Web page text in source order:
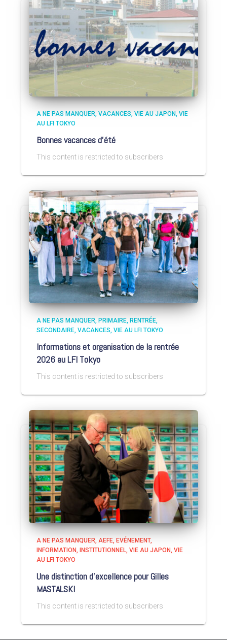
A NE PAS MANQUER VACANCES VIE AU JAPON VIE
AU LFI TOKYO
Bonnes vacances d’été
This content is restricted to subscribers
A NE PAS MANQUER PRIMAIRE RENTRÉE
SECONDAIRE VACANCES VIE AU LFI TOKYO
Informations et organisation de la rentrée
2026 au LFI Tokyo
This content is restricted to subscribers
A NE PAS MANQUER AEFE EVÉNEMENT
INFORMATION
INSTITUTIONNEL VIE AU JAPON VIE
AU LFI TOKYO
Une distinction d’excellence pour Gilles
MASTALSKI
This content is restricted to subscribers